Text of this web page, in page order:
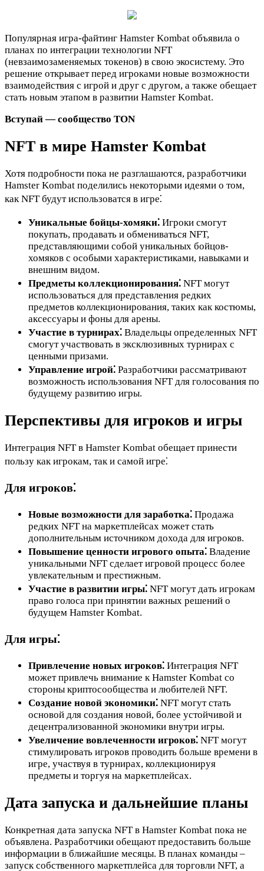
Популярная игра-файтинг Hamster Kombat объявила о
планах по интеграции технологии NFT
(невзаимозаменяемых токенов) в свою экосистему. Это
решение открывает перед игроками новые возможности
взаимодействия с игрой и друг с другом, а также обещает
стать новым этапом в развитии Hamster Kombat.
Вступай — сообщество TON
NFT в мире Hamster Kombat
Хотя подробности пока не разглашаются, разработчики
Hamster Kombat поделились некоторыми идеями о том,
как NFT будут использоватся в игре⁚
Уникальные бойцы-хомяки⁚ Игроки смогут
покупать, продавать и обмениваться NFT,
представляющими собой уникальных бойцов-
хомяков с особыми характеристиками, навыками и
внешним видом.
Предметы коллекционирования⁚ NFT могут
использоваться для представления редких
предметов коллекционирования, таких как костюмы,
аксессуары и фоны для арены.
Участие в турнирах⁚ Владельцы определенных NFT
смогут участвовать в эксклюзивных турнирах с
ценными призами.
Управление игрой⁚ Разработчики рассматривают
возможность использования NFT для голосования по
будущему развитию игры.
Перспективы для игроков и игры
Интеграция NFT в Hamster Kombat обещает принести
пользу как игрокам, так и самой игре⁚
Для игроков⁚
Новые возможности для заработка⁚ Продажа
редких NFT на маркетплейсах может стать
дополнительным источником дохода для игроков.
Повышение ценности игрового опыта⁚ Владение
уникальными NFT сделает игровой процесс более
увлекательным и престижным.
Участие в развитии игры⁚ NFT могут дать игрокам
право голоса при принятии важных решений о
будущем Hamster Kombat.
Для игры⁚
Привлечение новых игроков⁚ Интеграция NFT
может привлечь внимание к Hamster Kombat со
стороны криптосообщества и любителей NFT.
Создание новой экономики⁚ NFT могут стать
основой для создания новой, более устойчивой и
децентрализованной экономики внутри игры.
Увеличение вовлеченности игроков⁚ NFT могут
стимулировать игроков проводить больше времени в
игре, участвуя в турнирах, коллекционируя
предметы и торгуя на маркетплейсах.
Дата запуска и дальнейшие планы
Конкретная дата запуска NFT в Hamster Kombat пока не
объявлена. Разработчики обещают предоставить больше
информации в ближайшие месяцы. В планах команды ‒
запуск собственного маркетплейса для торговли NFT, а